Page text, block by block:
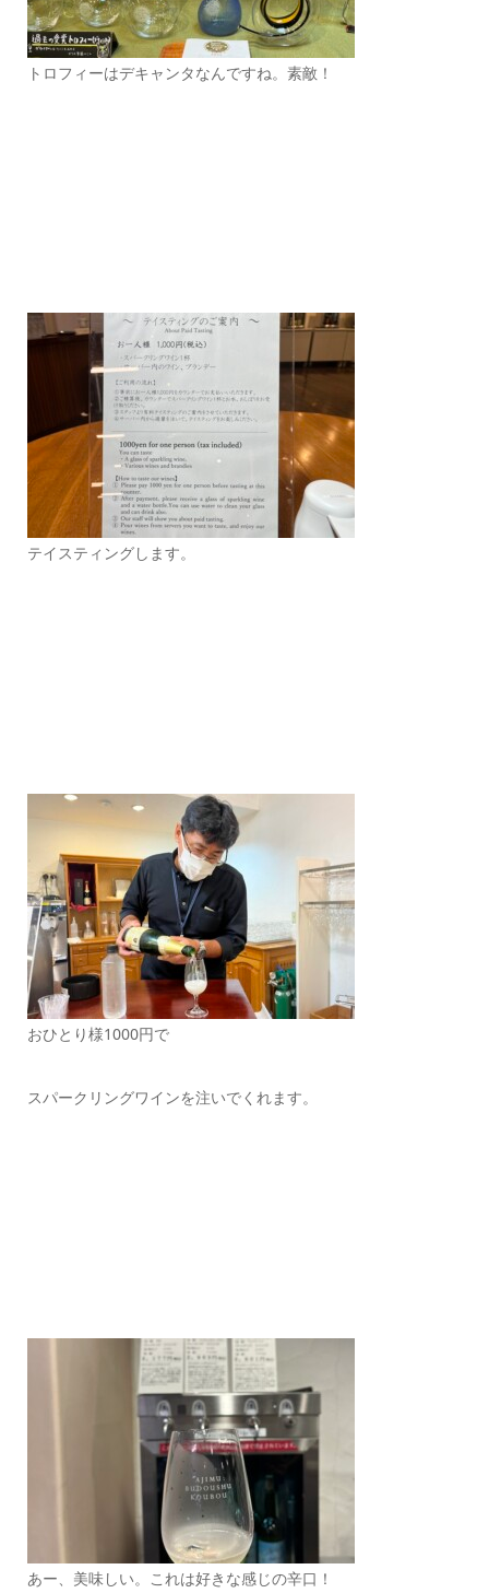
トロフィーはデキャンタなんですね。素敵！
テイスティングします。
おひとり様1000円で
スパークリングワインを注いでくれます。
あー、美味しい。これは好きな感じの辛口！